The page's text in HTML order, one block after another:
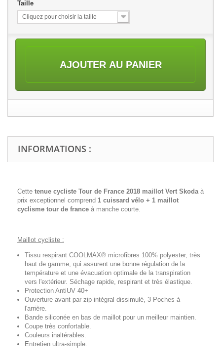
Taille
Cliquez pour choisir la taille
AJOUTER AU PANIER
INFORMATIONS :
Cette tenue cycliste Tour de France 2018 maillot Vert Skodaà
prix exceptionnel comprend 1 cuissard vélo + 1 maillot
cyclisme tour de france à manche courte.
Maillot cycliste :
Tissu respirant COOLMAX® microfibres 100% polyester, très
haut de gamme, qui assurent une bonne régulation de la
température et une évacuation optimale de la transpiration
vers l'extérieur. Séchage rapide, respirant et très élastique.
Protection AntiUV 40+
Ouverture avant par zip intégral dissimulé, 3 Poches à
l'arrière.
Bande siliconée en bas de maillot pour un meilleur maintien.
Coupe très confortable.
Couleurs inaltérables.
Entretien ultra-simple.